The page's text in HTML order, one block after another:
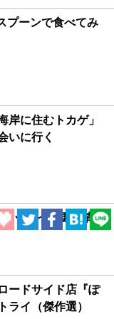
プーンで食べてみ
岸に住むトカゲ」
いに行く
ッセイと更新情
ードサイド店『ぽ
ライ（傑作選）